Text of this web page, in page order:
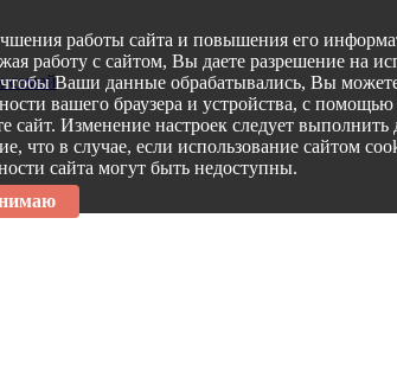
семей
работы сайта и повышения его
работу с сайтом, Вы даете разрешение на
чтобы Ваши данные обрабатывались, Вы
вашего браузера и устройства, с
сайт. Изменение настроек следует
что в случае, если использование сайтом
сайта могут быть недоступны.